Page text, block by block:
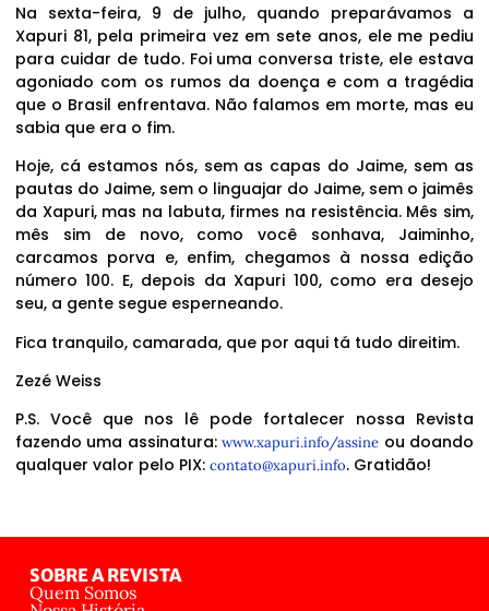
Na sexta-feira, 9 de julho, quando preparávamos a
Xapuri 81, pela primeira vez em sete anos, ele me pediu
para cuidar de tudo. Foi uma conversa triste, ele estava
agoniado com os rumos da doença e com a tragédia
que o Brasil enfrentava. Não falamos em morte, mas eu
sabia que era o fim.
Hoje, cá estamos nós, sem as capas do Jaime, sem as
pautas do Jaime, sem o linguajar do Jaime, sem o jaimês
da Xapuri, mas na labuta, firmes na resistência. Mês sim,
mês sim de novo, como você sonhava, Jaiminho,
carcamos porva e, enfim, chegamos à nossa edição
número 100. E, depois da Xapuri 100, como era desejo
seu, a gente segue esperneando.
Fica tranquilo, camarada, que por aqui tá tudo direitim.
Zezé Weiss
P.S. Você que nos lê pode fortalecer nossa Revista
fazendo uma assinatura:www.xapuri.info/assine ou doando
qualquer valor pelo PIX: contato@xapuri.info. Gratidão!
SOBRE A REVISTA
Quem Somos